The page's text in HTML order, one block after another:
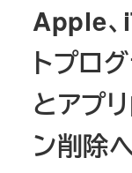
Apple、
トプロ
とアプ
ン削除